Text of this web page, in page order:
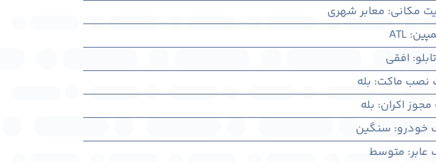
مکانی: معابر شهری
:
ATL
: افقی
نصب ماکت: بله
مجوز اکران: بله
خودرو: سنگین
عابر: متوسط